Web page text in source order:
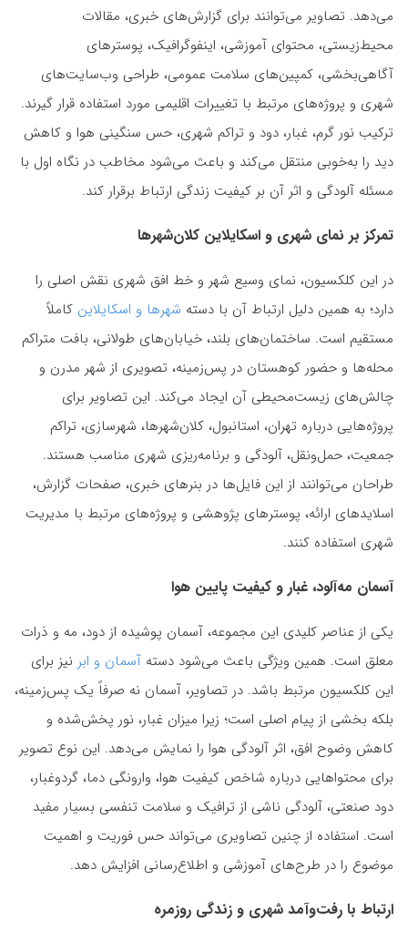
می‌دهد. تصاویر می‌توانند برای گزارش‌های خبری، مقالات
محیط‌زیستی، محتوای آموزشی، اینفوگرافیک، پوسترهای
آگاهی‌بخشی، کمپین‌های سلامت عمومی، طراحی وب‌سایت‌های
شهری و پروژه‌های مرتبط با تغییرات اقلیمی مورد استفاده قرار گیرند.
ترکیب نور گرم، غبار، دود و تراکم شهری، حس سنگینی هوا و کاهش
دید را به‌خوبی منتقل می‌کند و باعث می‌شود مخاطب در نگاه اول با
مسئله آلودگی و اثر آن بر کیفیت زندگی ارتباط برقرار کند.
تمرکز بر نمای شهری و اسکایلاین کلان‌شهرها
در این کلکسیون، نمای وسیع شهر و خط افق شهری نقش اصلی را
دارد؛ به همین دلیل ارتباط آن با دسته شهرها و اسکایلاین کاملاً
مستقیم است. ساختمان‌های بلند، خیابان‌های طولانی، بافت متراکم
محله‌ها و حضور کوهستان در پس‌زمینه، تصویری از شهر مدرن و
چالش‌های زیست‌محیطی آن ایجاد می‌کند. این تصاویر برای
پروژه‌هایی درباره تهران، استانبول، کلان‌شهرها، شهرسازی، تراکم
جمعیت، حمل‌ونقل، آلودگی و برنامه‌ریزی شهری مناسب هستند.
طراحان می‌توانند از این فایل‌ها در بنرهای خبری، صفحات گزارش،
اسلایدهای ارائه، پوسترهای پژوهشی و پروژه‌های مرتبط با مدیریت
شهری استفاده کنند.
آسمان مه‌آلود، غبار و کیفیت پایین هوا
یکی از عناصر کلیدی این مجموعه، آسمان پوشیده از دود، مه و ذرات
معلق است. همین ویژگی باعث می‌شود دسته آسمان و ابر نیز برای
این کلکسیون مرتبط باشد. در تصاویر، آسمان نه صرفاً یک پس‌زمینه،
بلکه بخشی از پیام اصلی است؛ زیرا میزان غبار، نور پخش‌شده و
کاهش وضوح افق، اثر آلودگی هوا را نمایش می‌دهد. این نوع تصویر
برای محتواهایی درباره شاخص کیفیت هوا، وارونگی دما، گردوغبار،
دود صنعتی، آلودگی ناشی از ترافیک و سلامت تنفسی بسیار مفید
است. استفاده از چنین تصاویری می‌تواند حس فوریت و اهمیت
موضوع را در طرح‌های آموزشی و اطلاع‌رسانی افزایش دهد.
ارتباط با رفت‌وآمد شهری و زندگی روزمره